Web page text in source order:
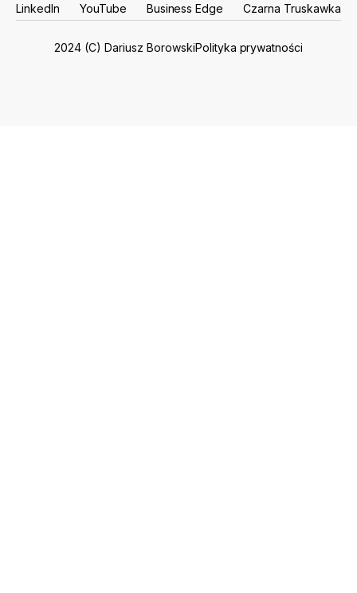
2024 (C) Dariusz BorowskiPolityka prywatności
LinkedIn
YouTube
Business Edge
Czarna Truskawka